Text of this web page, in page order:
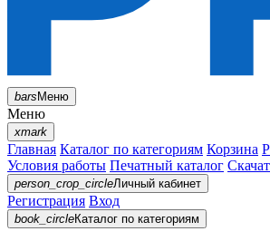
barsМеню
Меню
xmark
Главная Каталог по категориям Корзина
Условия работы Печатный каталог
person_crop_circleЛичный кабинет
Регистрация Вход
book_circleКаталог по категориям